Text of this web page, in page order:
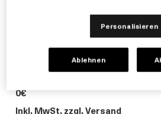
0€
Inkl. MwSt. zzgl. Versand
Personalisieren
Ablehnen